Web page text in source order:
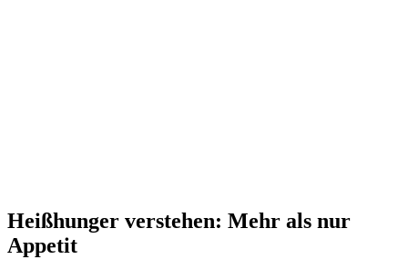
Heißhunger verstehen: Mehr als nur
Appetit